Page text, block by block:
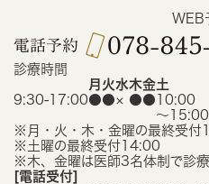
WEB
診療時間
月 火水木金土
9:30-17:00●●× ●● 10:00
〜15:00
※月・火・木・金曜の最終受付
※土曜の最終受付14:00
※木、金曜は医師3名体制で診療
[電話受付]